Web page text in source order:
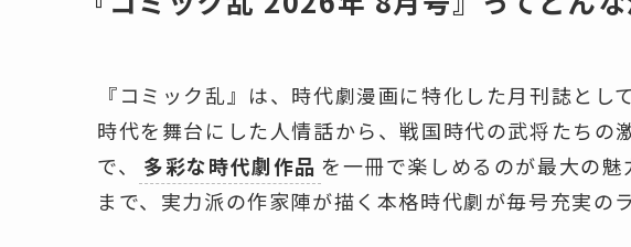
『コミック乱』は、時代劇漫画に特化した月刊誌とし
時代を舞台にした人情話から、戦国時代の武将たちの
で、
多彩な時代劇作品 を一冊で楽しめるのが最大の
まで、実力派の作家陣が描く本格時代劇が毎号充実の